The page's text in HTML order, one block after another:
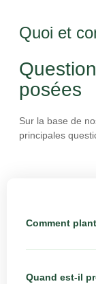
Quoi et
posées
Sur la base de
principales
Comment
Quand est-il